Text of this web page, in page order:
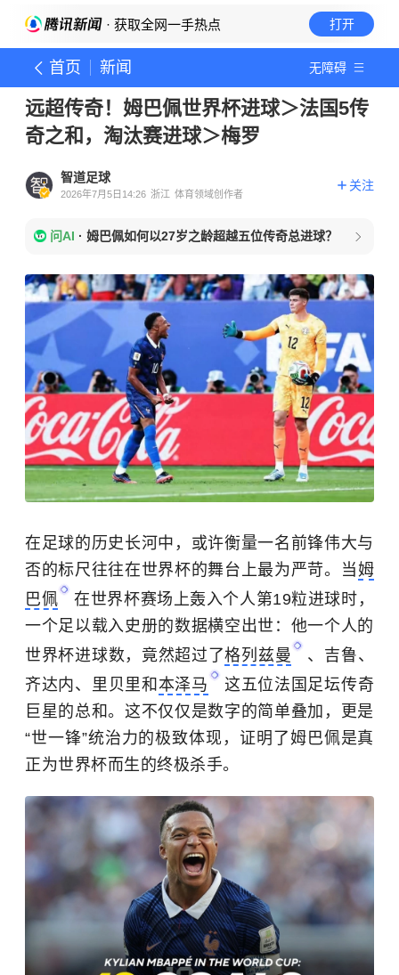
· 获取全网一手热点 打开
首页 新闻 无障碍
远超传奇！姆巴佩世界杯进球＞法国5传
奇之和，淘汰赛进球＞梅罗
智道足球
2026年7月5日14:26 浙江 体育领域创作者
关注
问AI · 姆巴佩如何以27岁之龄超越五位传奇总进球？
在足球的历史长河中，或许衡量一名前锋伟大与
否的标尺往往在世界杯的舞台上最为严苛。当 姆
巴佩
在世界杯赛场上轰入个人第19粒进球时，
一个足以载入史册的数据横空出世：他一个人的
世界杯进球数，竟然超过了格列兹曼
、吉鲁、
齐达内、里贝里和 本泽马
这五位法国足坛传奇
巨星的总和。这不仅仅是数字的简单叠加，更是
“世一锋”统治力的极致体现，证明了姆巴佩是真
正为世界杯而生的终极杀手。